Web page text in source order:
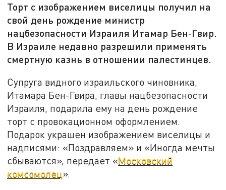
Торт с изображением виселицы получил на
свой день рождение министр
нацбезопасности Израиля Итамар Бен‑Гвир.
В Израиле недавно разрешили применять
смертную казнь в отношении палестинцев.
Супруга видного израильского чиновника,
Итамара Бен-Гвира, главы нацбезопасности
Израиля, подарила ему на день рождение
торт с провокационном оформлением.
Подарок украшен изображением виселицы и
надписями: «Поздравляем» и «Иногда мечты
сбываются», передает «Московский
комсомолец».